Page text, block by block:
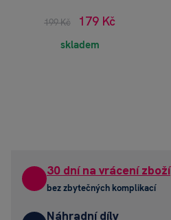
199 Kč 179 Kč
skladem
30 dní na vrácení zboží
bez zbytečných komplikací
Náhradní díly